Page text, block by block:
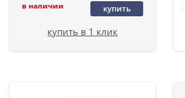
в наличии купить
купить в 1 клик